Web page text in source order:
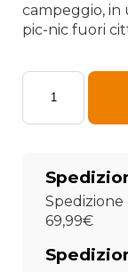
campeggio, in
pic-nic fuori
Telo
mare
–
dolce
90X160
69,99€